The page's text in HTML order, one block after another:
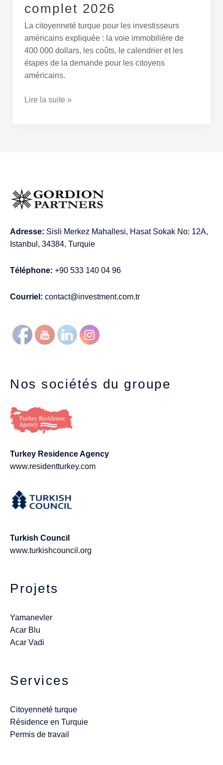
complet 2026
La citoyenneté turque pour les investisseurs
américains expliquée : la voie immobilière de
400 000 dollars, les coûts, le calendrier et les
étapes de la demande pour les citoyens
américains.
Lire la suite »
Adresse: Sisli Merkez Mahallesi, Hasat Sokak No: 12A,
Istanbul, 34384, Turquie
Téléphone: +90 533 140 04 96
Courriel: contact@investment.com.tr
Nos sociétés du groupe
Turkey Residence Agency
www.residentturkey.com
Turkish Council
www.turkishcouncil.org
Projets
Yamanevler
Acar Blu
Acar Vadi
Services
Citoyenneté turque
Résidence en Turquie
Permis de travail